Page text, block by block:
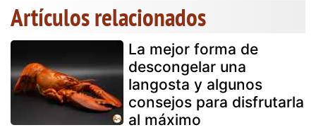
Artículos relacionados
La mejor forma de
descongelar una
langosta y algunos
consejos para disfrutarla
al máximo